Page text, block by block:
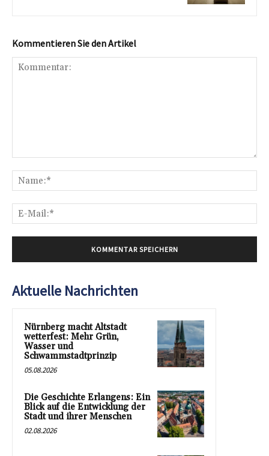
Kommentieren Sie den Artikel
Aktuelle Nachrichten
Nürnberg macht Altstadt
wetterfest: Mehr Grün,
Wasser und
Schwammstadtprinzip
05.08.2026
Die Geschichte Erlangens: Ein
Blick auf die Entwicklung der
Stadt und ihrer Menschen
02.08.2026